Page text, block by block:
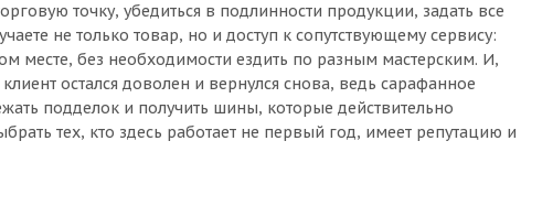
точку, убедиться в подлинности продукции, задать все
не только товар, но и доступ к сопутствующему сервису:
месте, без необходимости ездить по разным мастерским. И,
остался доволен и вернулся снова, ведь сарафанное
подделок и получить шины, которые действительно
тех, кто здесь работает не первый год, имеет репутацию и